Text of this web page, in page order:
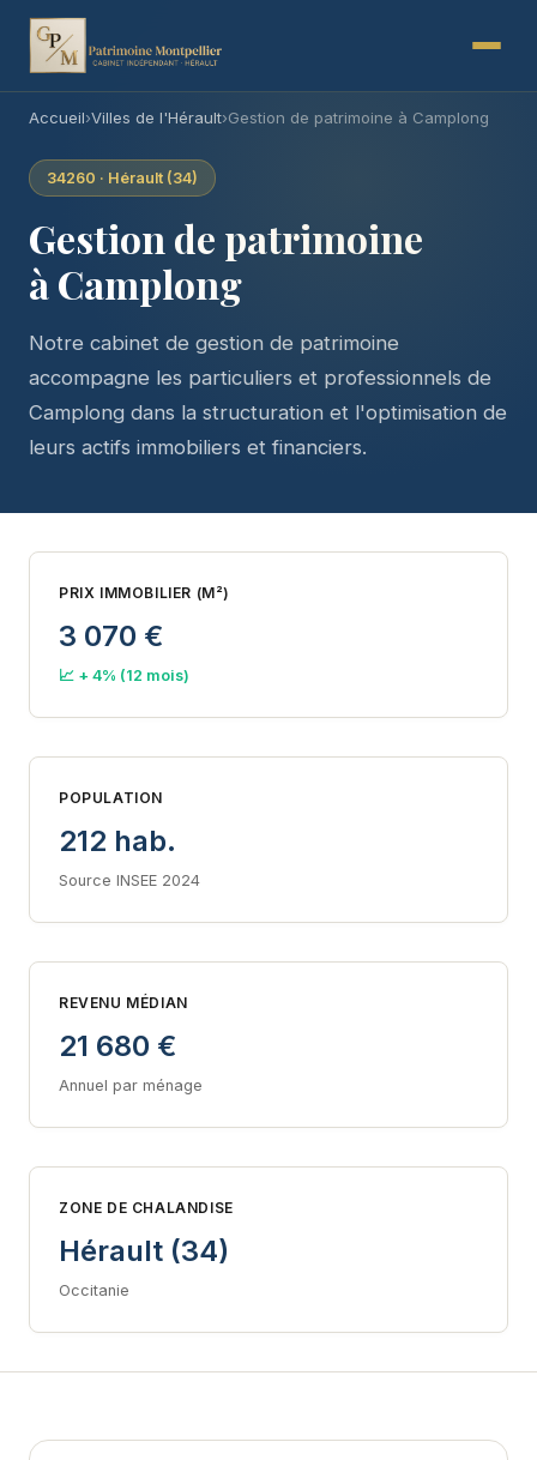
Accueil›Villes de l'Hérault›Gestion de patrimoine à Camplong
34260 · Hérault (34)
Gestion de patrimoine
à Camplong
Notre cabinet de gestion de patrimoine
accompagne les particuliers et professionnels de
Camplong dans la structuration et l'optimisation de
leurs actifs immobiliers et financiers.
PRIX IMMOBILIER (M²)
3 070 €
📈 + 4% (12 mois)
POPULATION
212 hab.
Source INSEE 2024
REVENU MÉDIAN
21 680 €
Annuel par ménage
ZONE DE CHALANDISE
Hérault (34)
Occitanie